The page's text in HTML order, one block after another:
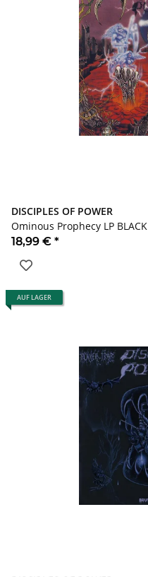
DISCIPLES OF POWER
Ominous Prophecy LP BLACK
18,99 € *
AUF LAGER